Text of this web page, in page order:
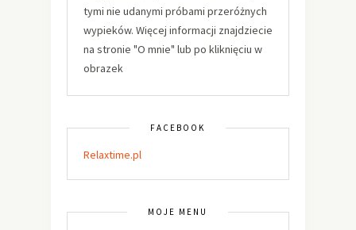
tymi nie udanymi próbami przeróżnych
wypieków. Więcej informacji znajdziecie
na stronie "O mnie" lub po kliknięciu w
obrazek
FACEBOOK
Relaxtime.pl
MOJE MENU